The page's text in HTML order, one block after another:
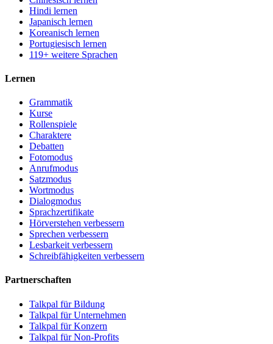
Hindi lernen
Japanisch lernen
Koreanisch lernen
Portugiesisch lernen
119+ weitere Sprachen
Lernen
Grammatik
Kurse
Rollenspiele
Charaktere
Debatten
Fotomodus
Anrufmodus
Satzmodus
Wortmodus
Dialogmodus
Sprachzertifikate
Hörverstehen verbessern
Sprechen verbessern
Lesbarkeit verbessern
Schreibfähigkeiten verbessern
Partnerschaften
Talkpal für Bildung
Talkpal für Unternehmen
Talkpal für Konzern
Talkpal für Non-Profits